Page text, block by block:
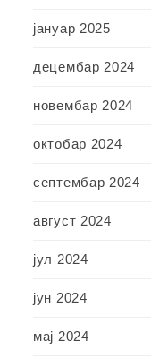
јануар 2025
децембар 2024
новембар 2024
октобар 2024
септембар 2024
август 2024
јул 2024
јун 2024
мај 2024